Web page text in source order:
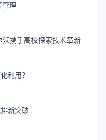
管理
携手高校探索技术革新
利用？
新突破